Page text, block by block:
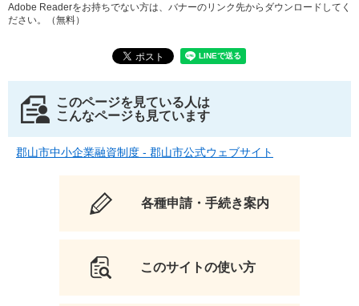
Adobe Readerをお持ちでない方は、バナーのリンク先からダウンロードしてく
ださい。（無料）
このページを見ている人は
こんなページも見ています
郡山市中小企業融資制度 - 郡山市公式ウェブサイト
各種申請・手続き案内
このサイトの使い方